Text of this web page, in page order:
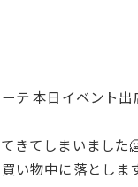
テ 本日イベント出
きてしまいました
い物中に落としま